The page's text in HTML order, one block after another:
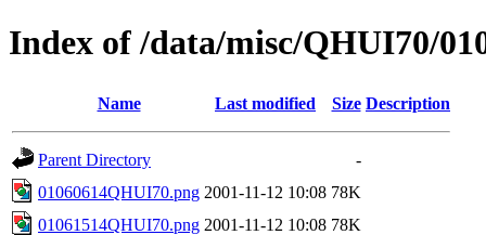
Index of /data/misc/QHUI70/
Name Last modified Size Description
Parent Directory
-
01060614QHUI70.png 2001-11-12 10:08 78K
01061514QHUI70.png 2001-11-12 10:08 78K